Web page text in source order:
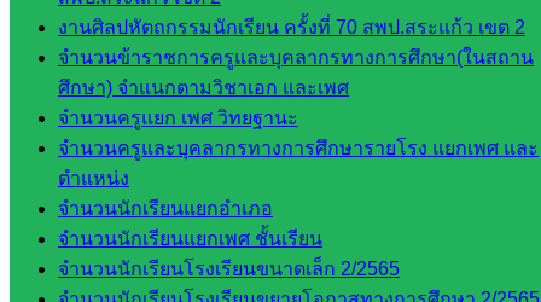
งานศิลปหัตถกรรมนักเรียน ครั้งที่ 70 สพป.สระแก้ว เขต 2
จำนวนข้าราชการครูและบุคลากรทางการศึกษา(ในสถาน
ศึกษา) จำแนกตามวิชาเอก และเพศ
จำนวนครูแยก เพศ วิทยฐานะ
จำนวนครูและบุคลากรทางการศึกษารายโรง แยกเพศ และ
ตำแหน่ง
จำนวนนักเรียนแยกอำเภอ
จำนวนนักเรียนแยกเพศ ชั้นเรียน
จำนวนนักเรียนโรงเรียนขนาดเล็ก 2/2565
และแผน
กลุ่มส่ง
เสริมการ
จัดการ
ศึกษา
กลุ่ม
บริหาร
งาน
บุคคล
กลุ่ม